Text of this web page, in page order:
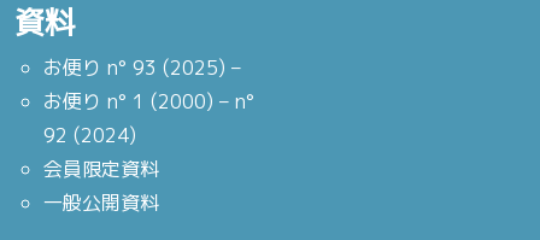
資料
お便り n° 93 (2025) –
お便り n° 1 (2000) – n°
92 (2024)
会員限定資料
一般公開資料